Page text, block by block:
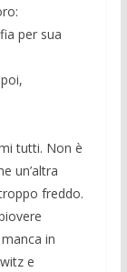
per sua
tutti. Non è
un’altra
freddo.
in
e